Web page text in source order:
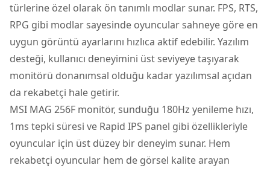
türlerine özel olarak ön tanımlı modlar sunar. FPS, RTS,
RPG gibi modlar sayesinde oyuncular sahneye göre en
uygun görüntü ayarlarını hızlıca aktif edebilir. Yazılım
desteği, kullanıcı deneyimini üst seviyeye taşıyarak
monitörü donanımsal olduğu kadar yazılımsal açıdan
da rekabetçi hale getirir.
MSI MAG 256F monitör, sunduğu 180Hz yenileme hızı,
1ms tepki süresi ve Rapid IPS panel gibi özellikleriyle
oyuncular için üst düzey bir deneyim sunar. Hem
rekabetçi oyuncular hem de görsel kalite arayan